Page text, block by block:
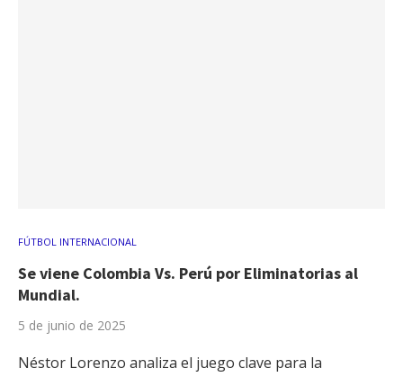
FÚTBOL INTERNACIONAL
Se viene Colombia Vs. Perú por Eliminatorias al
Mundial.
5 de junio de 2025
Néstor Lorenzo analiza el juego clave para la